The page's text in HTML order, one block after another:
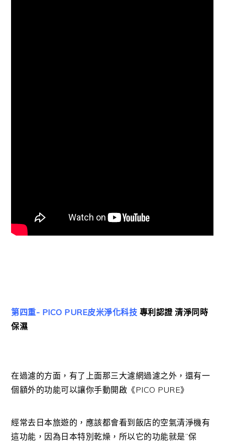
第四重- PICO PURE皮米淨化科技 專利認證 清淨同時
保濕
在過濾的方面，有了上面那三大濾網過濾之外，還有一
個額外的功能可以讓你手動開啟《PICO PURE》
經常去日本旅遊的，應該都會看到飯店的空氣清淨機有
這功能，因為日本特別乾燥，所以它的功能就是”保